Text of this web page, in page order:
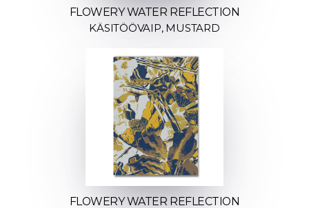
FLOWERY WATER REFLECTION
KÄSITÖÖVAIP, MUSTARD
FLOWERY WATER REFLECTION